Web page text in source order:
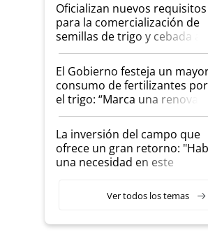
Oficializan nuevos requisitos
para la comercialización de
semillas de trigo y cebada a
granel
El Gobierno festeja un
consumo de fertilizantes por
el trigo: “Marca una renovada
confianza de los
La inversión del campo que
ofrece un gran retorno:
una necesidad en este
Ver todos los temas